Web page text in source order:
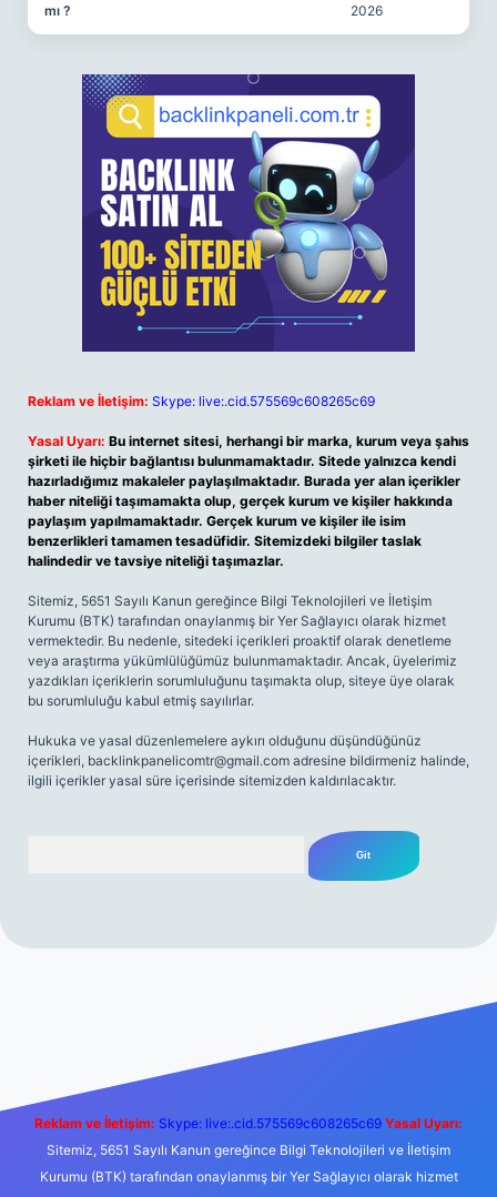
mı ?
2026
Reklam ve İletişim: Skype: live:.cid.575569c608265c69
Yasal Uyarı: Bu internet sitesi, herhangi bir marka, kurum veya şahıs
şirketi ile hiçbir bağlantısı bulunmamaktadır. Sitede yalnızca kendi
hazırladığımız makaleler paylaşılmaktadır. Burada yer alan içerikler
haber niteliği taşımamakta olup, gerçek kurum ve kişiler hakkında
paylaşım yapılmamaktadır. Gerçek kurum ve kişiler ile isim
benzerlikleri tamamen tesadüfidir. Sitemizdeki bilgiler taslak
halindedir ve tavsiye niteliği taşımazlar.
Sitemiz, 5651 Sayılı Kanun gereğince Bilgi Teknolojileri ve İletişim
Kurumu (BTK) tarafından onaylanmış bir Yer Sağlayıcı olarak hizmet
vermektedir. Bu nedenle, sitedeki içerikleri proaktif olarak denetleme
veya araştırma yükümlülüğümüz bulunmamaktadır. Ancak, üyelerimiz
yazdıkları içeriklerin sorumluluğunu taşımakta olup, siteye üye olarak
bu sorumluluğu kabul etmiş sayılırlar.
Hukuka ve yasal düzenlemelere aykırı olduğunu düşündüğünüz
içerikleri, backlinkpanelicomtr@gmail.com adresine bildirmeniz halinde,
ilgili içerikler yasal süre içerisinde sitemizden kaldırılacaktır.
m elexbet
Reklam ve İletişim: Skype: live:.cid.575569c608265c69 Yasal Uyarı:
Sitemiz, 5651 Sayılı Kanun gereğince Bilgi Teknolojileri ve İletişim
Kurumu (BTK) tarafından onaylanmış bir Yer Sağlayıcı olarak hizmet